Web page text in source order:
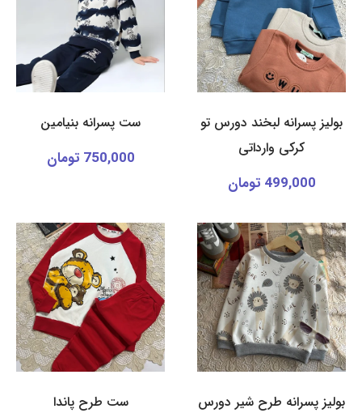
بولیز پسرانه لبخند دورس تو
کرکی وارداتی
499,000 تومان
ست پسرانه بنیامین
750,000 تومان
بولیز پسرانه طرح شیر دورس
ست طرح پاندا